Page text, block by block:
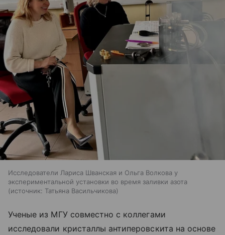
Исследователи Лариса Шванская и Ольга Волкова у
экспериментальной установки во время заливки азота
источник: Татьяна Васильчикова
Ученые из МГУ совместно с коллегами
исследовали кристаллы антиперовскита на основе